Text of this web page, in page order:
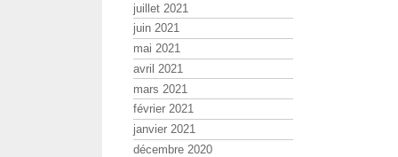
juillet 2021
juin 2021
mai 2021
avril 2021
mars 2021
février 2021
janvier 2021
décembre 2020